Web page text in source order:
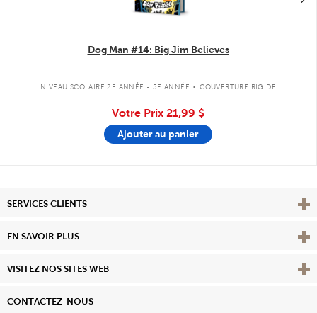
Dog Man #14: Big Jim Believes
NIVEAU SCOLAIRE 2E ANNÉE - 5E ANNÉE . COUVERTURE RIGIDE
Votre Prix 21,99 $
Ajouter au panier
SERVICES CLIENTS
EN SAVOIR PLUS View
VISITEZ NOS SITES WEB
CONTACTEZ-NOUS